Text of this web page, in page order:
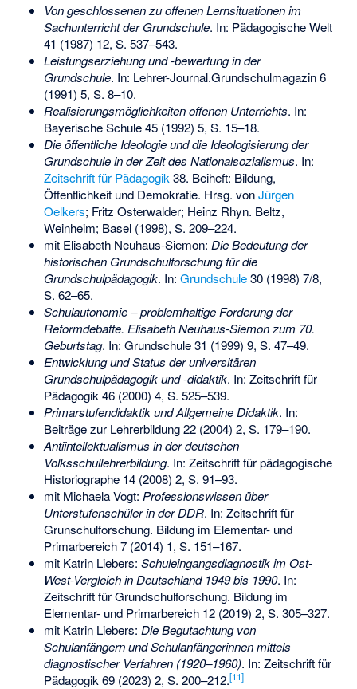
Von geschlossenen zu offenen Lernsituationen im
Sachunterricht der Grundschule. In: Pädagogische Welt
41 (1987) 12, S. 537–543.
Leistungserziehung und -bewertung in der
Grundschule. In: Lehrer-Journal.Grundschulmagazin 6
(1991) 5, S. 8–10.
Realisierungsmöglichkeiten offenen Unterrichts. In:
Bayerische Schule 45 (1992) 5, S. 15–18.
Die öffentliche Ideologie und die Ideologisierung der
Grundschule in der Zeit des Nationalsozialismus. In:
Zeitschrift für Pädagogik 38. Beiheft: Bildung,
Öffentlichkeit und Demokratie. Hrsg. vonJürgen
Oelkers; Fritz Osterwalder; Heinz Rhyn. Beltz,
Weinheim; Basel (1998), S. 209–224.
mit Elisabeth Neuhaus-Siemon: Die Bedeutung der
historischen Grundschulforschung für die
Grundschulpädagogik. In: Grundschule30 (1998) 7/8,
S. 62–65.
Schulautonomie – problemhaltige Forderung der
Reformdebatte. Elisabeth Neuhaus-Siemon zum 70.
Geburtstag. In: Grundschule 31 (1999) 9, S. 47–49.
Entwicklung und Status der universitären
Grundschulpädagogik und -didaktik. In: Zeitschrift für
Pädagogik 46 (2000) 4, S. 525–539.
Primarstufendidaktik und Allgemeine Didaktik. In:
Beiträge zur Lehrerbildung 22 (2004) 2, S. 179–190.
Antiintellektualismus in der deutschen
Volksschullehrerbildung. In: Zeitschrift für pädagogische
Historiographe 14 (2008) 2, S. 91–93.
mit Michaela Vogt: Professionswissen über
Unterstufenschüler in der DDR. In: Zeitschrift für
Grunschulforschung. Bildung im Elementar- und
Primarbereich 7 (2014) 1, S. 151–167.
mit Katrin Liebers: Schuleingangsdiagnostik im Ost-
West-Vergleich in Deutschland 1949 bis 1990. In:
Zeitschrift für Grundschulforschung. Bildung im
Elementar- und Primarbereich 12 (2019) 2, S. 305–327.
mit Katrin Liebers: Die Begutachtung von
Schulanfängern und Schulanfängerinnen mittels
diagnostischer Verfahren (1920–1960). In: Zeitschrift für
Pädagogik 69 (2023) 2, S. 200–212.[11]